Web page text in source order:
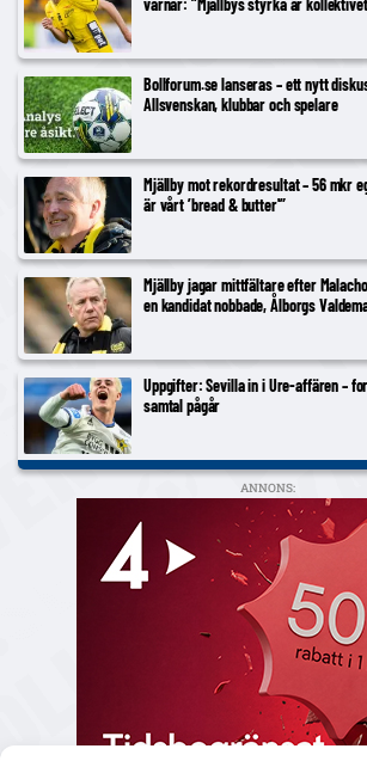
Bollforum.se lanseras – ett nytt
Allsvenskan, klubbar och spelare
Mjällby mot rekordresultat – 56 mkr
är vårt ’bread & butter'”
Mjällby jagar mittfältare efter
en kandidat nobbade, Ålborgs
Uppgifter: Sevilla in i Ure-affären –
samtal pågår
ANNONS: